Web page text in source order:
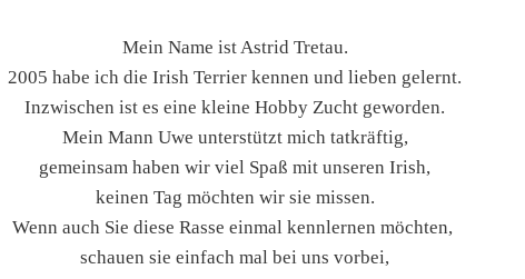
Mein Name ist Astrid Tretau.
2005 habe ich die Irish Terrier kennen und lieben gelernt.
Inzwischen ist es eine kleine Hobby Zucht geworden.
Mein Mann Uwe unterstützt mich tatkräftig,
gemeinsam haben wir viel Spaß mit unseren Irish,
keinen Tag möchten wir sie missen.
Wenn auch Sie diese Rasse einmal kennlernen möchten,
schauen sie einfach mal bei uns vorbei,